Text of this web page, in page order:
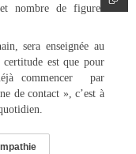
nombre de figures
sera enseignée au
est que pour
commencer par
de contact », c’est à